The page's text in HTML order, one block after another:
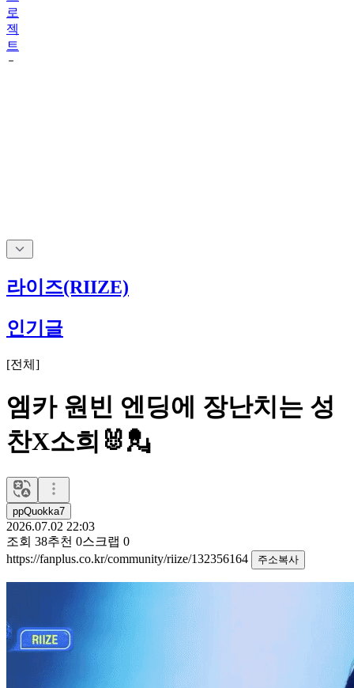
로
젝
트
라이즈(RIIZE)
인기글
[전체 ]
엠카 원빈 엔딩에 장난치는 성
찬X소희🐰💂
ppQuokka7
2026.07.02 22:03
조회 38추천 0스크랩 0
https://fanplus.co.kr/community/riize/132356164
주소복사